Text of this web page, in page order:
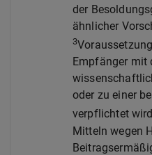
der
ähnlicher
3
Empfänger mit
oder zu einer
verpflichtet
Mitteln wegen